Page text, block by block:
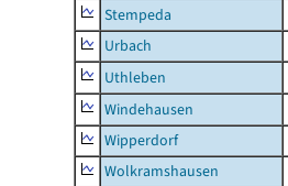
Stempeda
Urbach
Uthleben
Windehausen
Wipperdorf
Wolkramshausen